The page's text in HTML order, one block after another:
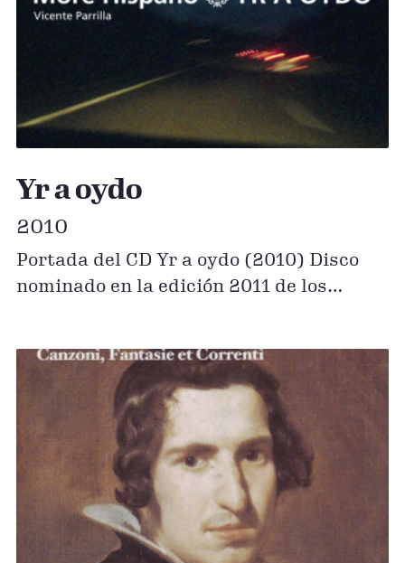
Yr a oydo
2010
Portada del CD Yr a oydo (2010) Disco
nominado en la edición 2011 de los
Comprar descarga digital en iTunes o en
Amazon Streaming del álbum: Apple
Music & Spotify Compra el CD También
puedes comprarnos el CD físico …